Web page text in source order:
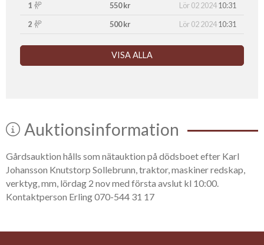
1
550 kr Lör 02 202410:31
2
500 kr Lör 02 202410:31
VISA ALLA
Auktionsinformation
Gårdsauktion hålls som nätauktion på dödsboet efter Karl
Johansson Knutstorp Sollebrunn, traktor, maskiner redskap,
verktyg, mm, lördag 2 nov med första avslut kl 10:00.
Kontaktperson Erling 070-544 31 17